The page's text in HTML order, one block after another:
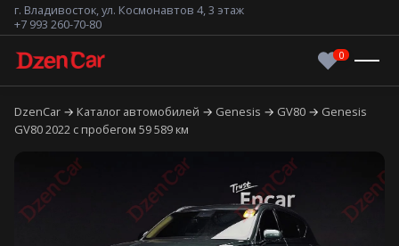
г. Владивосток, ул. Космонавтов 4, 3 этаж
+7 993 260-70-80
DzenCar Каталог автомобилей Genesis GV80
Genesis
GV80 2022 с пробегом 59 589 км